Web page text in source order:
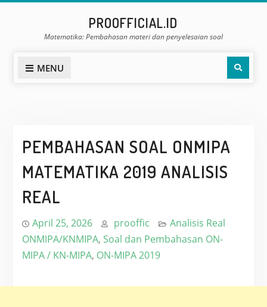
PROOFFICIAL.ID
Matematika: Pembahasan materi dan penyelesaian soal
MENU
PEMBAHASAN SOAL ONMIPA
MATEMATIKA 2019 ANALISIS
REAL
April 25, 2026 prooffic
Analisis Real
ONMIPA/KNMIPA, Soal dan Pembahasan ON-
MIPA / KN-MIPA, ON-MIPA 2019